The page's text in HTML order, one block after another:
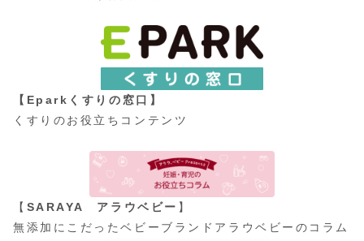
【Eparkくすりの窓口】
くすりのお役立ちコンテンツ
【 SARAYA アラウベビー 】
無添加にこだったベビーブランドアラウベビーのコラム